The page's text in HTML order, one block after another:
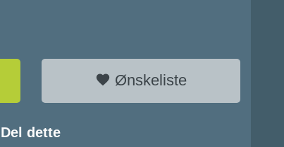
Ønskeliste
Del dette